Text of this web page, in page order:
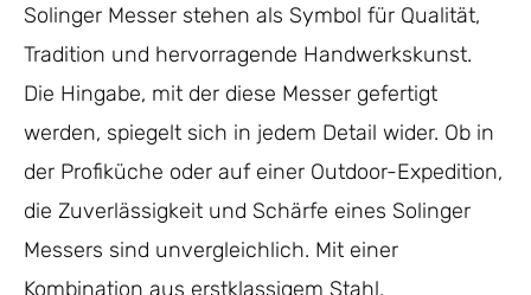
Solinger Messer stehen als Symbol für Qualität,
Tradition und hervorragende Handwerkskunst.
Die Hingabe, mit der diese Messer gefertigt
werden, spiegelt sich in jedem Detail wider. Ob in
der Profiküche oder auf einer Outdoor-Expedition,
die Zuverlässigkeit und Schärfe eines Solinger
Messers sind unvergleichlich. Mit einer
Kombination aus erstklassigem Stahl,